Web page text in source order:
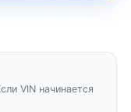
VIN начинается